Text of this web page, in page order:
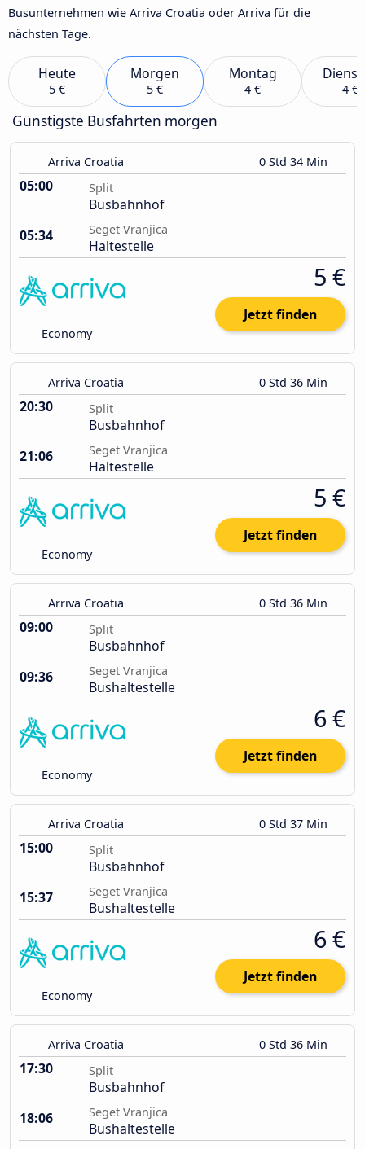
Busunternehmen wie Arriva Croatia oder Arriva für die
nächsten Tage.
Heute
5 €
Morgen
5 €
Montag
4 € 4 €
Günstigste Busfahrten morgen
Arriva Croatia 0 Std 34 Min
05:00 Split
Busbahnhof
05:34
Seget Vranjica
Haltestelle
Economy
5 €
Jetzt finden
Arriva Croatia 0 Std 36 Min
20:30 Split
Busbahnhof
21:06
Seget Vranjica
Haltestelle
Economy
5 €
Jetzt finden
Arriva Croatia 0 Std 36 Min
09:00 Split
Busbahnhof
09:36
Seget Vranjica
Bushaltestelle
Economy
6 €
Jetzt finden
Arriva Croatia 0 Std 37 Min
15:00 Split
Busbahnhof
15:37
Seget Vranjica
Bushaltestelle
Economy
6 €
Jetzt finden
Arriva Croatia 0 Std 36 Min
17:30 Split
Busbahnhof
18:06
Seget Vranjica
Bushaltestelle